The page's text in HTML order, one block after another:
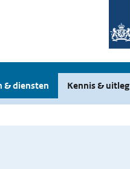
& diensten Kennis & uitleg